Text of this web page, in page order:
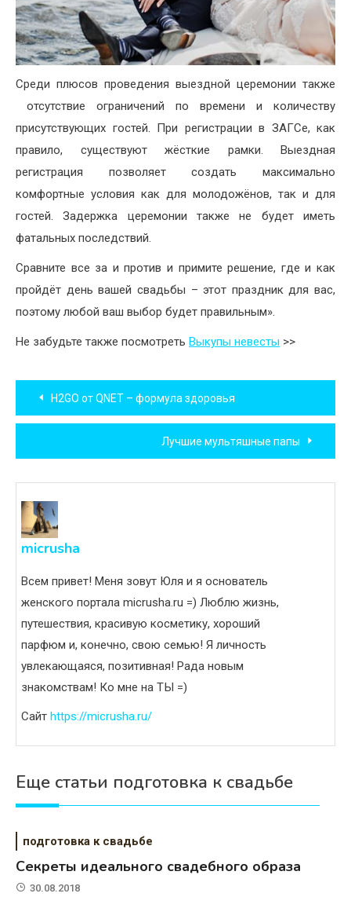
Среди плюсов проведения выездной церемонии также
отсутствие ограничений по времени и количеству
присутствующих гостей. При регистрации в ЗАГСе, как
правило, существуют жёсткие рамки. Выездная
регистрация позволяет создать максимально
комфортные условия как для молодожёнов, так и для
гостей. Задержка церемонии также не будет иметь
фатальных последствий.
Сравните все за и против и примите решение, где и как
пройдёт день вашей свадьбы – этот праздник для вас,
поэтому любой ваш выбор будет правильным».
Не забудьте также посмотреть Выкупы невесты >>
Навигация
по
записям
H2GO от QNET – формула здоровья
Лучшие мультяшные папы
micrusha
Всем привет! Меня зовут Юля и я основатель
женского портала micrusha.ru =) Люблю жизнь,
путешествия, красивую косметику, хороший
парфюм и, конечно, свою семью! Я личность
увлекающаяся, позитивная! Рада новым
знакомствам! Ко мне на ТЫ =)
Сайт https://micrusha.ru/
Еще статьи подготовка к свадьбе
подготовка к свадьбе
Секреты идеального свадебного образа
30.08.2018